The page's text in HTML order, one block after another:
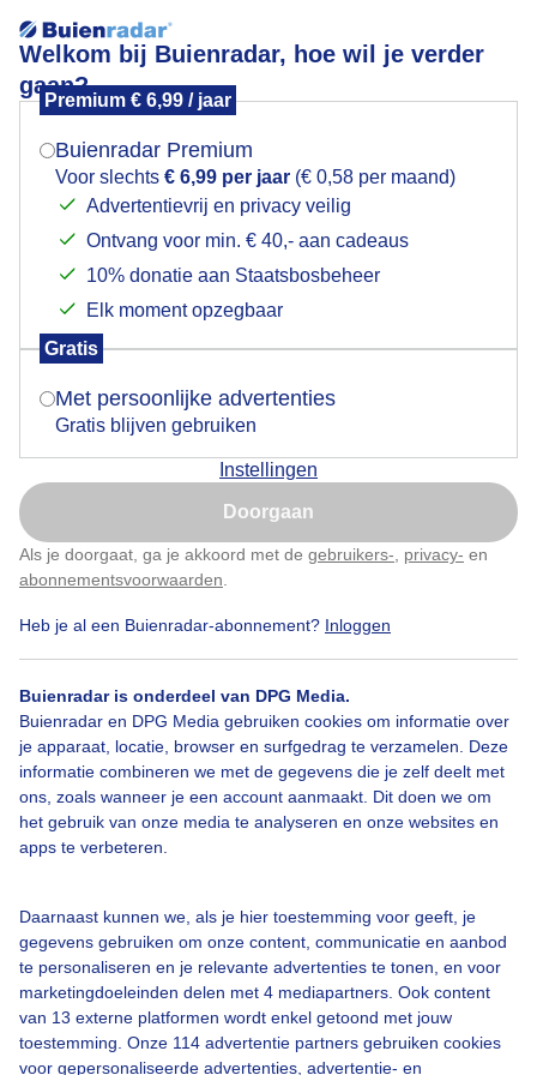
Welkom bij Buienradar, hoe wil je verder
gaan?
Premium € 6,99 / jaar
Buienradar Premium
Voor slechts € 6,99 per jaar (€ 0,58 per maand)
Advertentievrij en privacy veilig
Ontvang voor min. € 40,- aan cadeaus
10% donatie aan Staatsbosbeheer
Elk moment opzegbaar
Gratis
Met persoonlijke advertenties
Gratis blijven gebruiken
Instellingen
Doorgaan
Als je doorgaat, ga je akkoord met de gebruikers- privacy- en
abonnementsvoorwaarden
Heb je al een Buienradar-abonnement? Inloggen
Buienradar is onderdeel van DPG Media.
Buienradar en DPG Media gebruiken cookies om informatie over
je apparaat, locatie, browser en surfgedrag te verzamelen. Deze
informatie combineren we met de gegevens die je zelf deelt met
ons, zoals wanneer je een account aanmaakt. Dit doen we om
het gebruik van onze media te analyseren en onze websites en
apps te verbeteren.
Daarnaast kunnen we, als je hier toestemming voor geeft, je
gegevens gebruiken om onze content, communicatie en aanbod
te personaliseren en je relevante advertenties te tonen, en voor
marketingdoeleinden delen met 4 mediapartners. Ook content
van 13 externe platformen wordt enkel getoond met jouw
toestemming. Onze 114 advertentie partners gebruiken cookies
voor gepersonaliseerde advertenties, advertentie- en
halfbewolkt
Een moment geduld aub...
Populaire categorieën
Lente
Zomer
Over Buienradar
Bedrijfsgegevens
Veelgestelde vragen
Contact
Toegankelijkheid
Buienradar Team
Privacy beleid
Cookie beleid
Privacy instellingen
Mogen we je locatie gebruiken voor het
Indien je hier nog geen akkoord op hebt gegeven,
verschijnt er zo een pop-up uit je browser waarin
Is goed, toon de popup
Nu niet, misschien later
Klik hierom dit aan te passen